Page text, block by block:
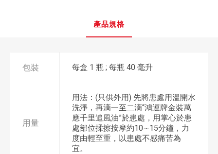
產品規格
包裝 每盒 1 瓶 ; 每瓶 40 毫升
用量
用法：(只供外用) 先將患處用溫開水
洗淨，再滴一至二滴“鴻運牌金裝萬
應千里追風油”於患處，用掌心於患
處部位揉擦按摩約10∼15分鐘，力
度由輕至重，以患處不感痛苦為
宜。